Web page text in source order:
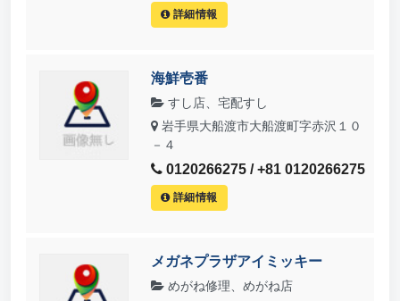
詳細情報
海鮮壱番
すし店、宅配すし
岩手県大船渡市大船渡町字赤沢１０
－４
0120266275 / +81 0120266275
詳細情報
メガネプラザアイミッキー
めがね修理、めがね店